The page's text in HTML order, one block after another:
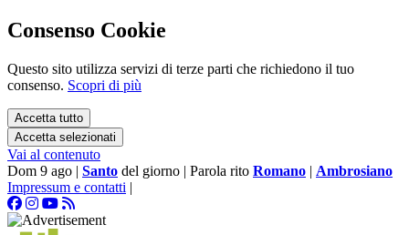
Consenso Cookie
Questo sito utilizza servizi di terze parti che richiedono il tuo
consenso. Scopri di più
Accetta tutto
Accetta selezionati
Vai al contenuto
Dom 9 ago | Santo del giorno | Parola rito Romano | Ambrosiano
Impressum e contatti |